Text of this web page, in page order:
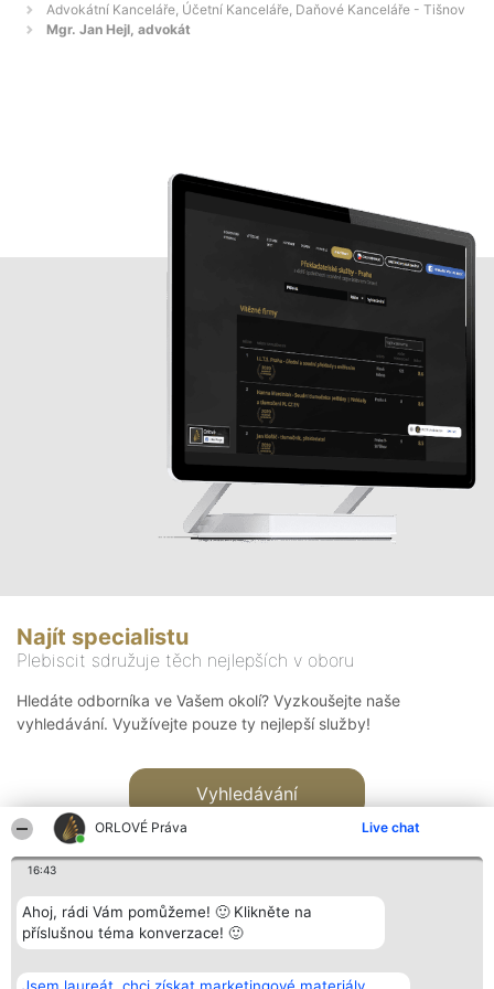
ORLOVÉ Práva Live chat
16:43
Ahoj, rádi Vám pomůžeme! 🙂 Klikněte na
příslušnou téma konverzace! 🙂
Advokátní Kanceláře, Účetní Kanceláře, Daňové Kanceláře - Tišnov
Mgr. Jan Hejl, advokát
Najít specialistu
Plebiscit sdružuje těch nejlepších v oboru
Hledáte odborníka ve Vašem okolí? Vyzkoušejte naše
vyhledávání. Využívejte pouze ty nejlepší služby!
Vyhledávání
Bright Side Solutions sp. z o.
Vítězové
Kontakt